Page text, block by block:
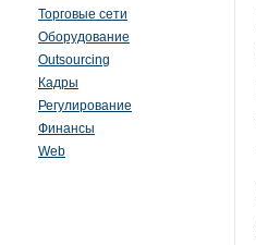
Торговые сети
Оборудование
Outsourcing
Кадры
Регулирование
Финансы
Web